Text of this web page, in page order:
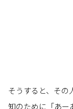
そうすると、その
知のために「あー